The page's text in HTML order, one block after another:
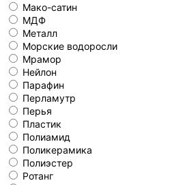
Мако-сатин
МДФ
Металл
Морские водоросли
Мрамор
Нейлон
Парафин
Перламутр
Перья
Пластик
Полиамид
Поликерамика
Полиэстер
Ротанг